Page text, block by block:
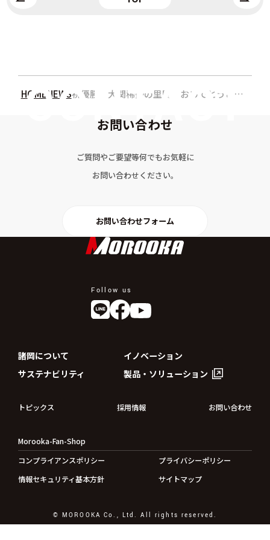
HOMENEWS 祝優勝 大関稀勢の里関 おめでとうございます
お問い合わせ
ご質問やご要望等何でもお気軽に
お問い合わせください。
お問い合わせフォーム
Follow us
諸岡について
イノベーション
サステナビリティ
製品・ソリューション
トピックス 採用情報 お問い合わせ
Morooka-Fan-Shop
コンプライアンスポリシー
プライバシーポリシー
情報セキュリティ基本方針
サイトマップ
© MOROOKA Co., Ltd. All rights reserved.